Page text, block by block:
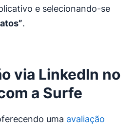
e selecionando-se
.
via LinkedIn no
a Surfe
uma avaliação